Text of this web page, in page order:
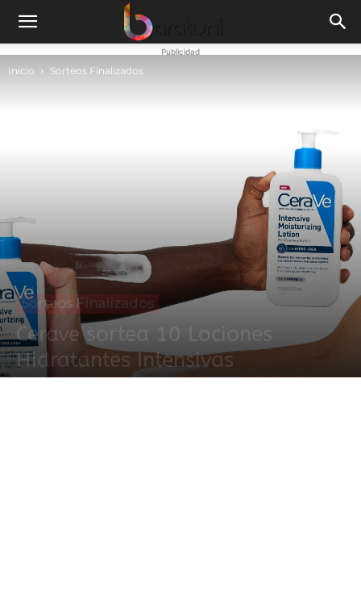
Publicidad
Inicio Sorteos Finalizados
Sorteos Finalizados
Cerave sortea 10 Lociones
Hidratantes Intensivas